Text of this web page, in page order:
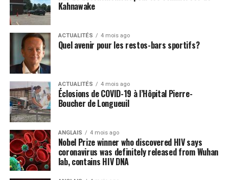
que ça peut être possible.
On va peut-être avoir une
annonce de Google
concernant un traitement
pour augmenter la
longévité. Peut-être
demain? Dans 5 ans?
Peut-être jamais aussi. On
ne sait pas.
« L’objectif de cette campagne n’est pas de détruire
YouTube, a notamment écrit le compte Twitter
YouTubewakeup(Nouvelle fenêtre)
montrer l’hypocrisie de YouTube, qui monétise des
vidéos d’enfants autour desquelles des pédophiles sont
actifs. »
YouTube n’avait pas encore réagi au moment d’écrire
ces lignes.
Source link
قالب وردپرس
Kahnawake
ACTUALITÉS 4 mois ago
Quel avenir pour les restos-bars sportifs?
ACTUALITÉS 4 mois ago
Éclosions de COVID-19 à l’Hôpital Pierre-
Boucher de Longueuil
ANGLAIS 4 mois ago
Nobel Prize winner who discovered HIV says
coronavirus was definitely released from Wuhan
lab, contains HIV DNA